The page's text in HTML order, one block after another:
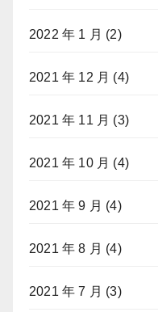
2022 年 1 月 (2)
2021 年 12 月 (4)
2021 年 11 月 (3)
2021 年 10 月 (4)
2021 年 9 月 (4)
2021 年 8 月 (4)
2021 年 7 月 (3)